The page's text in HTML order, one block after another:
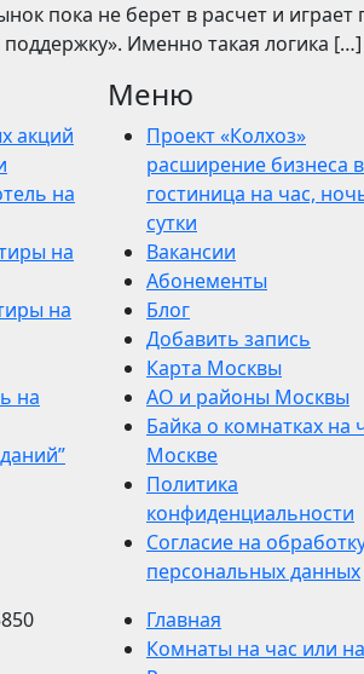
пока не берет в расчет и играет
Именно такая логика […]
акций
на
на
на
на
Меню
Проект «Колхоз»
расширение бизнеса
гостиница на час,
сутки
Вакансии
Абонементы
Блог
Добавить запись
Карта Москвы
АО и районы Москвы
Байка о комнатках на
Москве
Политика
конфиденциальности
Согласие на
персональных данных
Главная
Комнаты на час или